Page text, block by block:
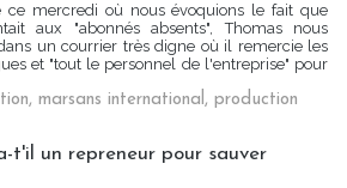
ce mercredi où nous évoquions le fait que
aux "abonnés absents", Thomas nous
un courrier très digne où il remercie les
et "tout le personnel de l'entreprise" pour
, marsans international, production
t'il un repreneur pour sauver